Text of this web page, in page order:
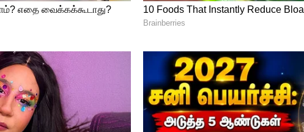
வைத்துள்ள கோரிக்கைகளில் நியாயத்தை
இவ்வாறு பேசினார்.